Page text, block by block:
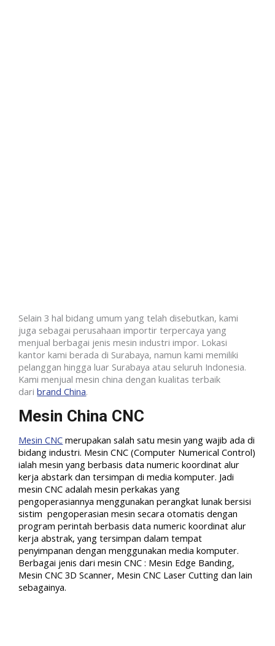
Selain 3 hal bidang umum yang telah disebutkan, kami
juga sebagai perusahaan importir terpercaya yang
menjual berbagai jenis mesin industri impor. Lokasi
kantor kami berada di Surabaya, namun kami memiliki
pelanggan hingga luar Surabaya atau seluruh Indonesia.
Kami menjual mesin china dengan kualitas terbaik
daribrand China.
Mesin China CNC
Mesin CNC merupakan salah satu mesin yang wajib ada di
bidang industri. Mesin CNC (Computer Numerical Control)
ialah mesin yang berbasis data numeric koordinat alur
kerja abstark dan tersimpan di media komputer. Jadi
mesin CNC adalah mesin perkakas yang
pengoperasiannya menggunakan perangkat lunak bersisi
sistim pengoperasian mesin secara otomatis dengan
program perintah berbasis data numeric koordinat alur
kerja abstrak, yang tersimpan dalam tempat
penyimpanan dengan menggunakan media komputer.
Berbagai jenis dari mesin CNC : Mesin Edge Banding,
Mesin CNC 3D Scanner, Mesin CNC Laser Cutting dan lain
sebagainya.